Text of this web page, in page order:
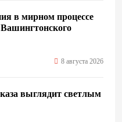
в мирном процессе
8 августа 2026
выглядит светлым